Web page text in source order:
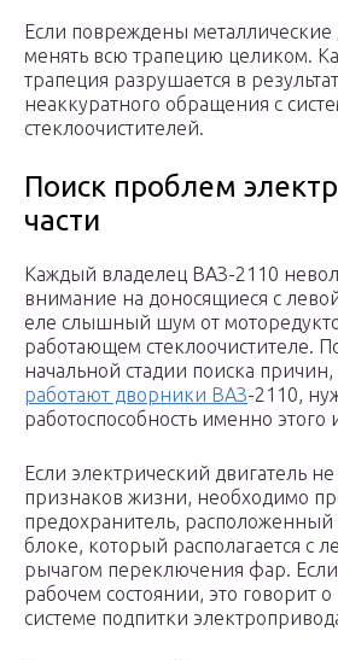
Если повреждены металлические
менять всю трапецию целиком.
трапеция разрушается в
неаккуратного обращения с
стеклоочистителей.
Поиск проблем
части
Каждый владелец ВАЗ-2110
внимание на доносящиеся с
еле слышный шум от
работающем стеклоочистителе.
начальной стадии поиска
работают дворники ВАЗ-2110,
работоспособность именно этого
Если электрический двигатель
признаков жизни, необходимо
предохранитель,
блоке, который располагается с
рычагом переключения фар.
рабочем состоянии, это говорит
системе подпитки